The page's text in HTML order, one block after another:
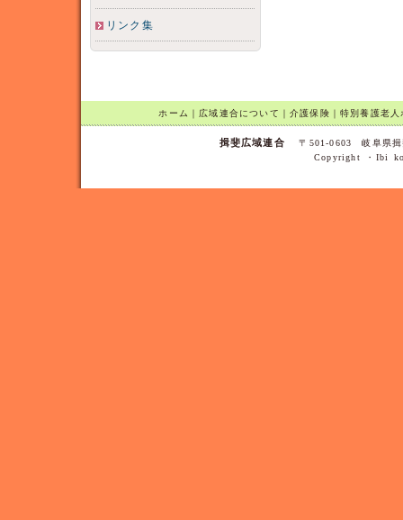
リンク集
ホーム ｜ 広域連合について ｜ 介護保険 ｜ 特別養護老
揖斐広域連合
〒501-0603 岐阜県
Copyright ・Ibi